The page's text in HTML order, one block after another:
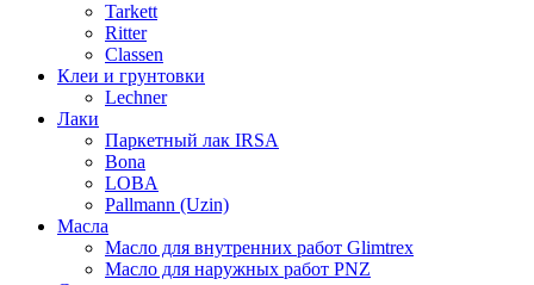
Tarkett
Ritter
Classen
Клеи и грунтовки
Lechner
Лаки
Паркетный лак IRSA
Bona
LOBA
Pallmann (Uzin)
Масла
Масло для внутренних работ Glimtrex
Масло для наружных работ PNZ